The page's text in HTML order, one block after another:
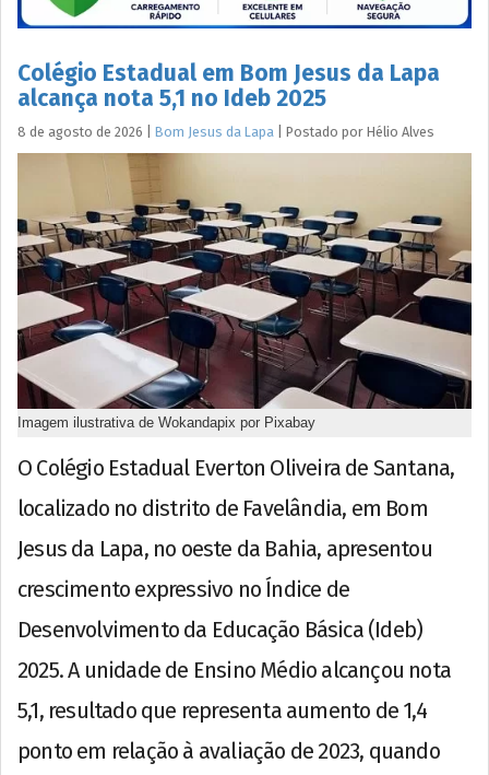
Colégio Estadual em Bom Jesus da Lapa
alcança nota 5,1 no Ideb 2025
8 de agosto de 2026 Bom Jesus da Lapa Postado por Hélio Alves
Imagem ilustrativa de Wokandapix por Pixabay
O Colégio Estadual Everton Oliveira de Santana,
localizado no distrito de Favelândia, em Bom
Jesus da Lapa, no oeste da Bahia, apresentou
crescimento expressivo no Índice de
Desenvolvimento da Educação Básica (Ideb)
2025. A unidade de Ensino Médio alcançou nota
5,1, resultado que representa aumento de 1,4
ponto em relação à avaliação de 2023, quando